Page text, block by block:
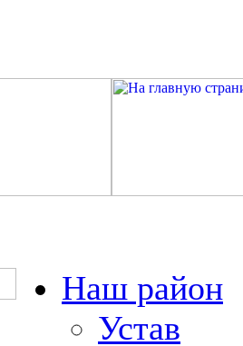
Наш район
Устав